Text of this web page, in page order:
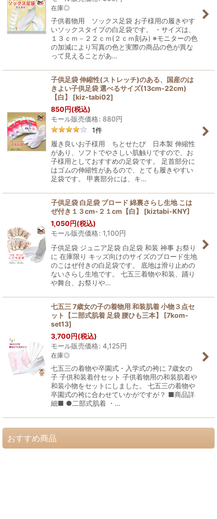
在庫◎
子供着物用 ソックス足袋 お子様用の履きやす
いソックスタイプの白足袋です。 ・サイズは、
１３ｃｍ－２２ｃｍ(２ｃｍ刻み) ※モニターの色
の加減により写真の色と実際の商品の色が異な
って見えることがあ…
子供足袋 伸縮性(ストレッチ)のある、国産のは
きよい子供足袋 選べるサイズ(13cm-22cm)
【白】
[kiz-tabi02]
850 円(税込)
モール販売価格: 880円
1件
履き良いお子様用 ちとせたび 日本製 伸縮性
があり、ソフトでやさしい肌触りですので、お
子様用としておすすめの足袋です。 足首部分に
はゴムの伸縮性があるので、とても履きやすい
足袋です。 甲裏部分には、キ…
子供足袋 白足袋 ブロード 綿裏さらし生地 こは
ぜ付き１３cm-２１cm【白】
[kiztabi-KNY]
1,050円(税込)
モール販売価格: 1,100円
子供足袋 ジュニア足袋 白足袋 和装 神事 お祭り
に 在庫限り キッズ向けのサイズのブロード生地
のこはぜ付きの白足袋です。 底地は滑り止めの
ないさらし生地です。 七五三着物や和装、踊り
や舞台、お祭りや…
七五三 7歳女の子の着物用 和装肌着 小物３点セ
ット【二部式肌着 足袋 腰ひも三本】
[7kom-
set13]
3,700円(税込)
モール販売価格: 4,125円
在庫◎
七五三の着物や卒園式・入学式の袴に 7歳女の
子 子供和装着付セット 子供着物用の和装肌着や
和装小物をセットにしました。 七五三の着物や
卒園式の袴に合わせていかがですが？ ■商品詳
細■ ●二部式肌着 ・…
おすすめ商品